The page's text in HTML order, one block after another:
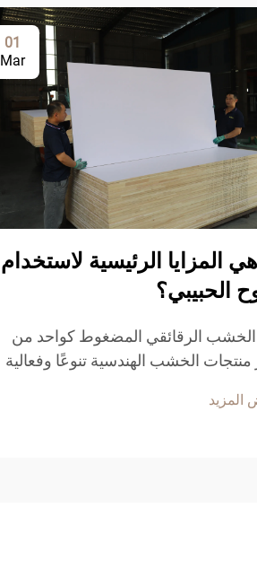
01
Mar
المزايا الرئيسية لاستخدام
الحبيبي؟
الخشب الرقائقي المضغوط كواحد من
منتجات الخشب الهندسية تنوعًا وفعالية
الأثاث. وتتكوّن هذه المادة المركبة من
المزيد